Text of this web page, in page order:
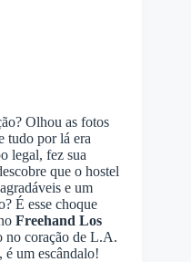
Olhou as fotos
tudo por lá era
legal, fez sua
que o hostel
e um
É esse choque
Freehand Los
no coração de L.A.
um escândalo!